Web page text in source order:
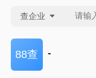
查企业
查企业
88查 -